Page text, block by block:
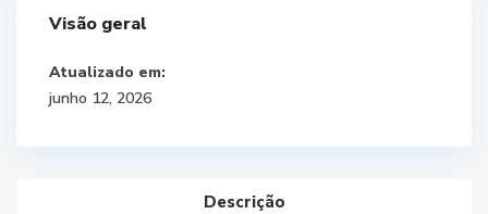
Visão geral
Atualizado em:
junho 12, 2026
Descrição